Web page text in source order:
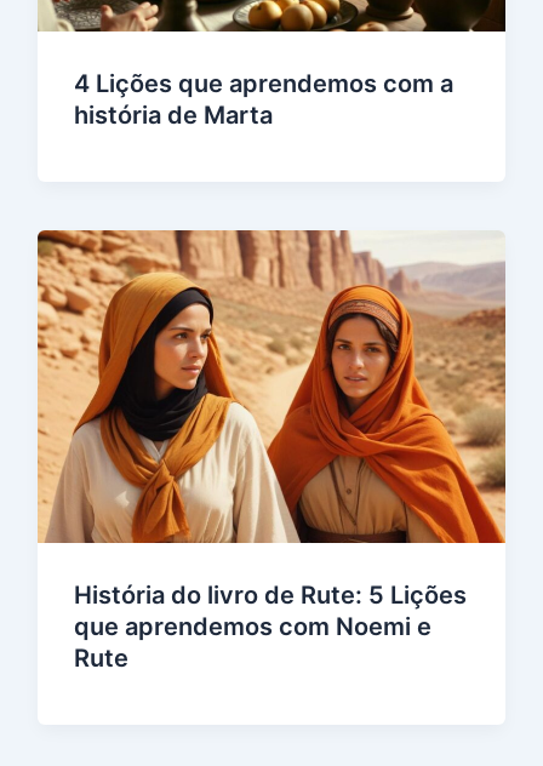
4 Lições que aprendemos com a
história de Marta
História do livro de Rute: 5 Lições
que aprendemos com Noemi e
Rute